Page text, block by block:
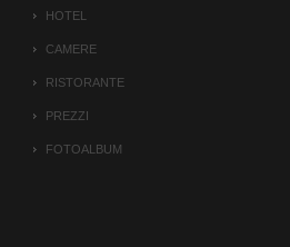
HOTEL
CAMERE
RISTORANTE
PREZZI
FOTOALBUM